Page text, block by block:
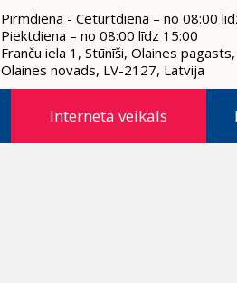
Pirmdiena - Ceturtdiena – no 08:00
Piektdiena – no 08:00 līdz 15:00
Franču iela 1, Stūnīši, Olaines pagasts,
Olaines novads, LV-2127, Latvija
Interneta veikals